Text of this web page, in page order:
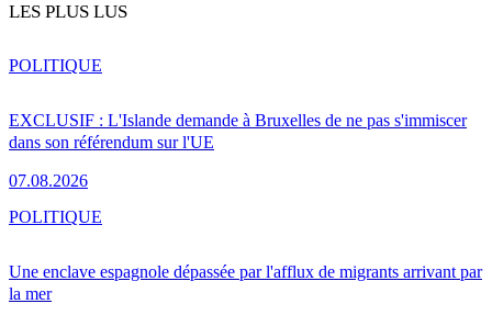
LES PLUS LUS
EXCLUSIF : L'Islande demande à Bruxelles de ne pas s'immiscer
dans son référendum sur l'UE
07.08.2026
POLITIQUE
Une enclave espagnole dépassée par l'afflux de migrants arrivant par
la mer
POLITIQUE